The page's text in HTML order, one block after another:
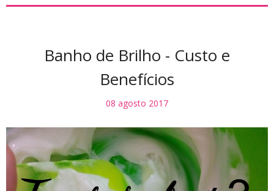
Banho de Brilho - Custo e
Benefícios
08 agosto 2017